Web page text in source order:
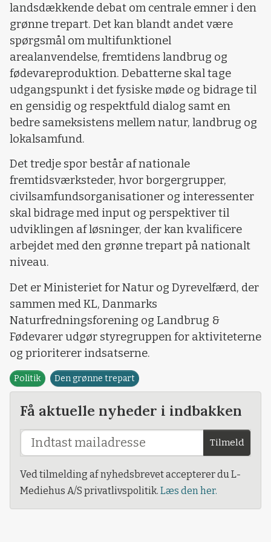
landsdækkende debat om centrale emner i den
grønne trepart. Det kan blandt andet være
spørgsmål om multifunktionel
arealanvendelse, fremtidens landbrug og
fødevareproduktion. Debatterne skal tage
udgangspunkt i det fysiske møde og bidrage til
en gensidig og respektfuld dialog samt en
bedre sameksistens mellem natur, landbrug og
lokalsamfund.
Det tredje spor består af nationale
fremtidsværksteder, hvor borgergrupper,
civilsamfundsorganisationer og interessenter
skal bidrage med input og perspektiver til
udviklingen af løsninger, der kan kvalificere
arbejdet med den grønne trepart på nationalt
niveau.
Det er Ministeriet for Natur og Dyrevelfærd, der
sammen med KL, Danmarks
Naturfredningsforening og Landbrug &
Fødevarer udgør styregruppen for aktiviteterne
og prioriterer indsatserne.
Politik Den grønne trepart
Få aktuelle nyheder i indbakken
Tilmeld
Ved tilmelding af nyhedsbrevet accepterer du L-
Mediehus A/S privatlivspolitik. Læs den her.